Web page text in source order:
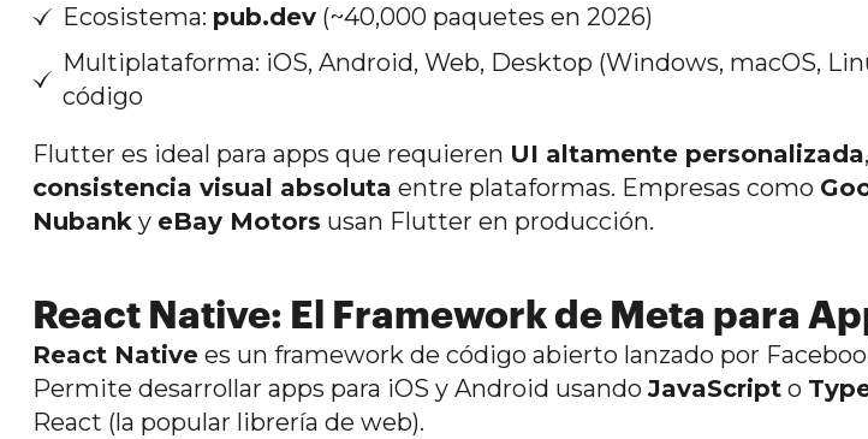
Ecosistema: pub.dev (~40,000 paquetes en 2026)
Multiplataforma: iOS, Android, Web, Desktop (Windows, macOS,
código
Flutter es ideal para apps que requieren UI altamente personalizada,
consistencia visual absoluta entre plataformas. Empresas como
Nubank y eBay Motors usan Flutter en producción.
React Native: El Framework de Meta para
React Native es un framework de código abierto lanzado por
Permite desarrollar apps para iOS y Android usandoJavaScript o
React (la popular librería de web).